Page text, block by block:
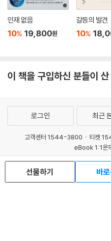
인재 없음
10% 19,800원
갈등의 발견
10%
이 책을 구입하신 분들이
선물하기 바
로그인 최근
고객센터 1544-3800 티켓
eBook 1:1문
예스이십사(주)
이용약관
개인정보처